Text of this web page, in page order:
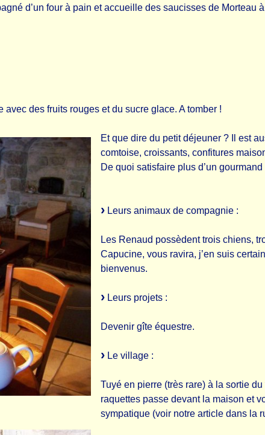
d’un four à pain et accueille des saucisses de Morteau
des fruits rouges et du sucre glace. A tomber !
Et que dire du petit déjeuner ? Il est
comtoise, croissants, confitures
De quoi satisfaire plus d’un gourmand
Leurs animaux de compagnie :
Les Renaud possèdent trois chiens,
Capucine, vous ravira, j’en suis
bienvenus.
Leurs projets :
Devenir gîte équestre.
Le village :
Tuyé en pierre (très rare) à la sortie
raquettes passe devant la maison et
sympatique (voir notre article dans la